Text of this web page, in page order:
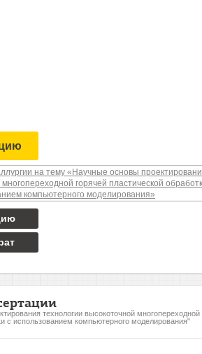
технологии высокоточной многопереходной
с использованием компьютерного моделирования"